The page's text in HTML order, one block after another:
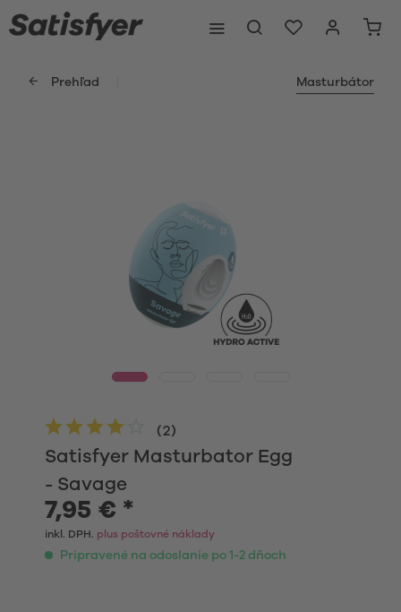
Prehľad Masturbátor
Satisfyer Masturbator Egg
- Savage
(2)
7,95 € *
inkl. DPH. plus poštovné náklady
Pripravené na odoslanie po 1-2 dňoch